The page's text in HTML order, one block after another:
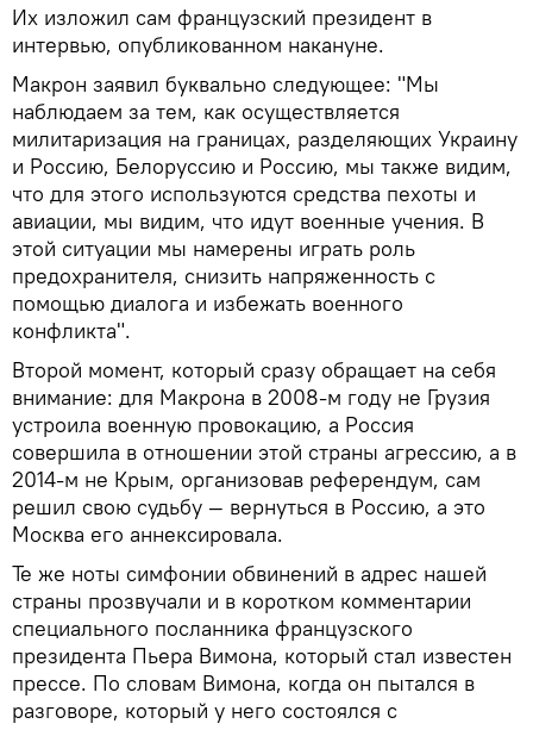
Их изложил сам французский президент в
интервью, опубликованном накануне.
Макрон заявил буквально следующее: "Мы
наблюдаем за тем, как осуществляется
милитаризация на границах, разделяющих Украину
и Россию, Белоруссию и Россию, мы также видим,
что для этого используются средства пехоты и
авиации, мы видим, что идут военные учения. В
этой ситуации мы намерены играть роль
предохранителя, снизить напряженность с
помощью диалога и избежать военного
конфликта".
Второй момент, который сразу обращает на себя
внимание: для Макрона в 2008-м году не Грузия
устроила военную провокацию, а Россия
совершила в отношении этой страны агрессию, а в
2014-м не Крым, организовав референдум, сам
решил свою судьбу — вернуться в Россию, а это
Москва его аннексировала.
Те же ноты симфонии обвинений в адрес нашей
страны прозвучали и в коротком комментарии
специального посланника французского
президента Пьера Вимона, который стал известен
прессе. По словам Вимона, когда он пытался в
разговоре, который у него состоялся с